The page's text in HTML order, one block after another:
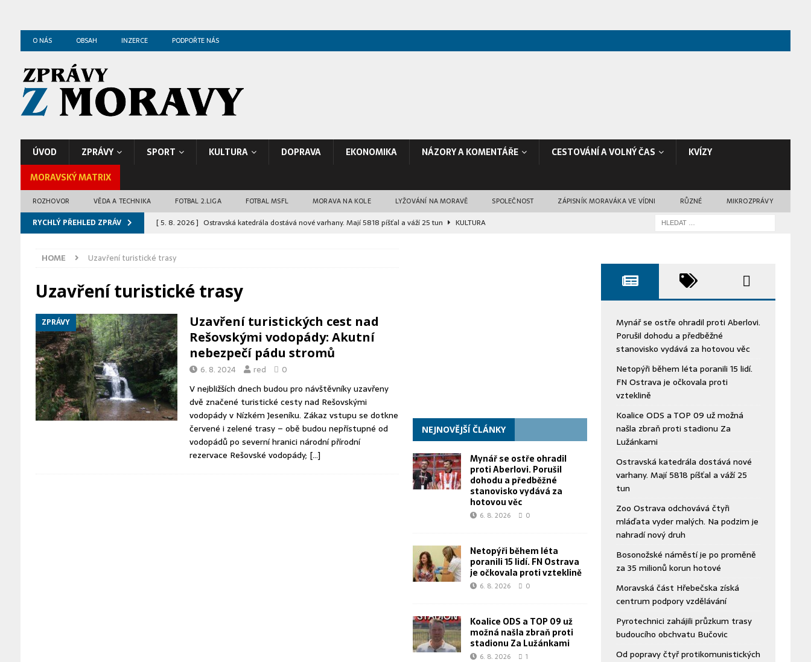
O NÁS OBSAH INZERCE PODPOŘTE NÁS
ÚVOD ZPRÁVY SPORT KULTURA DOPRAVA EKONOMIKA NÁZORY A KOMENTÁŘE CESTOVÁNÍ A VOLNÝ ČAS
KVÍZY
MORAVSKÝ MATRIX
ROZHOVOR VĚDA A TECHNIKA FOTBAL 2.LIGA FOTBAL MSFL MORAVA NA KOLE LYŽOVÁNÍ NA MORAVĚ SPOLEČNOST ZÁPISNÍK MORAVÁKA VE VÍDNI RŮZNÉ MIKROZPRÁVY
RYCHLÝ PŘEHLED ZPRÁV [ 5. 8. 2026 ] Ostravská katedrála dostává nové varhany. Mají 5818 píšťal a váží 25 tun
KULTURA
ZPRÁVY Z OSTRAVY
[ 6. 8. 2026 ]
Mynář se ostře ohradil proti Aberlovi. Porušil dohodu a předběžné stanovisko vydává za
ZPRÁVY Z BRNA
[ 6. 8. 2026 ] Netopýři během léta poranili 15 lidí. FN Ostrava je očkovala proti vzteklině
[ 6. 8. 2026 ]
Koalice ODS a TOP 09 už možná našla zbraň proti stadionu Za Lužánkami
HOME Uzavření turistické trasy
Uzavření turistické trasy
ZPRÁVY
Uzavření turistických cest nad
Rešovskými vodopády: Akutní
nebezpečí pádu stromů
6. 8. 2024 red 0
V nejbližších dnech budou pro návštěvníky uzavřeny
dvě značené turistické cesty nad Rešovskými
vodopády v Nízkém Jeseníku. Zákaz vstupu se dotkne
červené i zelené trasy – obě budou nepřístupné od
vodopádů po severní hranici národní přírodní
rezervace Rešovské vodopády; […]
NEJNOVĚJŠÍ ČLÁNKY
Mynář se ostře ohradil
proti Aberlovi. Porušil
dohodu a předběžné
stanovisko vydává za
hotovou věc
6. 8. 2026 0
Netopýři během léta
poranili 15 lidí. FN Ostrava
je očkovala proti vzteklině
6. 8. 2026 0
Koalice ODS a TOP 09 už
možná našla zbraň proti
stadionu Za Lužánkami
6. 8. 2026 1
Mynář se ostře ohradil proti Aberlovi.
Porušil dohodu a předběžné
stanovisko vydává za hotovou věc
Netopýři během léta poranili 15 lidí.
FN Ostrava je očkovala proti
vzteklině
Koalice ODS a TOP 09 už možná
našla zbraň proti stadionu Za
Lužánkami
Ostravská katedrála dostává nové
varhany. Mají 5818 píšťal a váží 25
tun
Zoo Ostrava odchovává čtyři
mláďata vyder malých. Na podzim je
nahradí nový druh
Bosonožské náměstí je po proměně
za 35 milionů korun hotové
Moravská část Hřebečska získá
centrum podpory vzdělávání
Pyrotechnici zahájili průzkum trasy
budoucího obchvatu Bučovic
Od popravy čtyř protikomunistických